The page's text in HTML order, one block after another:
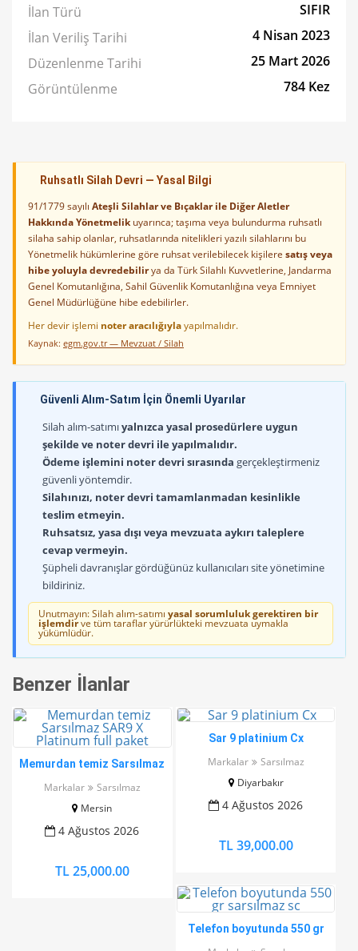
İlan Türü
SIFIR
İlan Veriliş Tarihi
4 Nisan 2023
Düzenlenme Tarihi
25 Mart 2026
Görüntülenme
784 Kez
Ruhsatlı Silah Devri — Yasal Bilgi
91/1779 sayılı Ateşli Silahlar ve Bıçaklar ile Diğer Aletler
Hakkında Yönetmelikuyarınca; taşıma veya bulundurma ruhsatlı
silaha sahip olanlar, ruhsatlarında nitelikleri yazılı silahlarını bu
Yönetmelik hükümlerine göre ruhsat verilebilecek kişilere satış veya
hibe yoluyla devredebilirya da Türk Silahlı Kuvvetlerine, Jandarma
Genel Komutanlığına, Sahil Güvenlik Komutanlığına veya Emniyet
Genel Müdürlüğüne hibe edebilirler.
Her devir işlemi noter aracılığıylayapılmalıdır.
Kaynak: egm.gov.tr — Mevzuat / Silah
Güvenli Alım-Satım İçin Önemli Uyarılar
Silah alım-satımıyalnızca yasal prosedürlere uygun
şekilde ve noter devri ile yapılmalıdır.
Ödeme işlemini noter devri sırasında gerçekleştirmeniz
güvenli yöntemdir.
Silahınızı, noter devri tamamlanmadan kesinlikle
teslim etmeyin.
Ruhsatsız, yasa dışı veya mevzuata aykırı taleplere
cevap vermeyin.
Şüpheli davranışlar gördüğünüz kullanıcıları site yönetimine
bildiriniz.
Unutmayın: Silah alım-satımı yasal sorumluluk gerektiren bir
işlemdirve tüm taraflar yürürlükteki mevzuata uymakla
yükümlüdür.
Benzer İlanlar
Memurdan temiz Sarsılmaz
Markalar
Sarsılmaz
Mersin
4 Ağustos 2026
TL 25,000.00
Sar 9 platinium Cx
Markalar
Sarsılmaz
Diyarbakır
4 Ağustos 2026
TL 39,000.00
Telefon boyutunda 550 gr